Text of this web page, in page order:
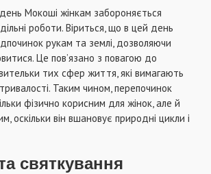
Мокоші жінкам забороняється
роботи. Віриться, що в цей день
рукам та землі, дозволяючи
Це пов’язано з повагою до
тих сфер життя, які вимагають
Таким чином, перепочинок
фізично корисним для жінок, але й
оскільки він вшановує природні цикли і
святкування